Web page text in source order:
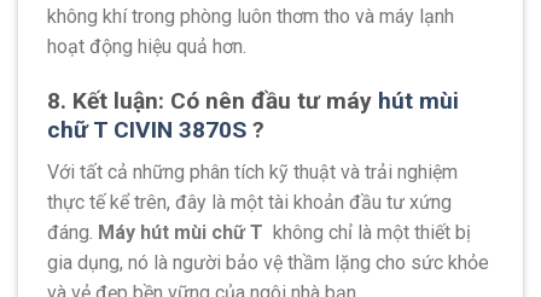
không khí trong phòng luôn thơm tho và máy lạnh
hoạt động hiệu quả hơn.
8. Kết luận: Có nên đầu tư máy hút mùi
chữ T CIVIN 3870S ?
Với tất cả những phân tích kỹ thuật và trải nghiệm
thực tế kể trên, đây là một tài khoản đầu tư xứng
đáng. Máy hút mùi chữ T không chỉ là một thiết bị
gia dụng, nó là người bảo vệ thầm lặng cho sức khỏe
và vẻ đẹp bền vững của ngôi nhà bạn.